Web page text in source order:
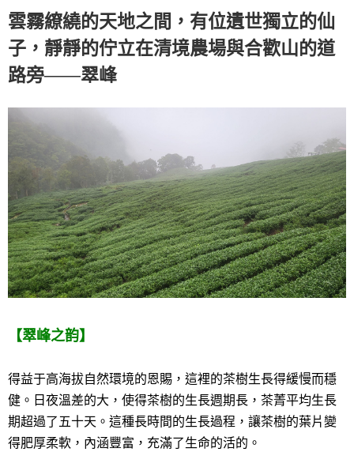
雲霧繚繞的天地之間，有位遺世獨立的仙
子，靜靜的佇立在清境農場與合歡山的道
路旁——翠峰
【翠峰之韵】
得益于高海拔自然環境的恩賜，這裡的茶樹生長得緩慢而穩
健。日夜溫差的大，使得茶樹的生長週期長，茶菁平均生長
期超過了五十天。這種長時間的生長過程，讓茶樹的葉片變
得肥厚柔軟，內涵豐富，充滿了生命的活的。